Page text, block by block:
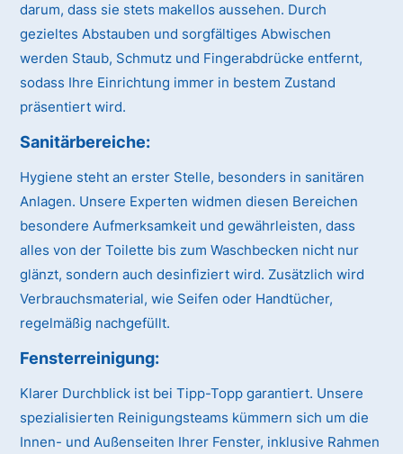
darum, dass sie stets makellos aussehen. Durch
gezieltes Abstauben und sorgfältiges Abwischen
werden Staub, Schmutz und Fingerabdrücke entfernt,
sodass Ihre Einrichtung immer in bestem Zustand
präsentiert wird.
Sanitärbereiche:
Hygiene steht an erster Stelle, besonders in sanitären
Anlagen. Unsere Experten widmen diesen Bereichen
besondere Aufmerksamkeit und gewährleisten, dass
alles von der Toilette bis zum Waschbecken nicht nur
glänzt, sondern auch desinfiziert wird. Zusätzlich wird
Verbrauchsmaterial, wie Seifen oder Handtücher,
regelmäßig nachgefüllt.
Fensterreinigung:
Klarer Durchblick ist bei Tipp-Topp garantiert. Unsere
spezialisierten Reinigungsteams kümmern sich um die
Innen- und Außenseiten Ihrer Fenster, inklusive Rahmen